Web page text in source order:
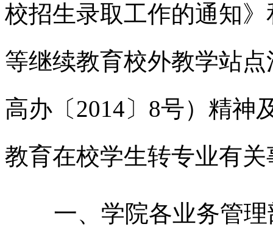
校招生录取工作的通知
等继续教育校外教学站
高办〔2014〕8号）精神
教育在校学生转专业有
一、学院各业务管理